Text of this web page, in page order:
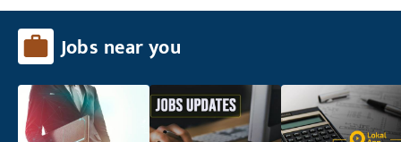
Jobs near you